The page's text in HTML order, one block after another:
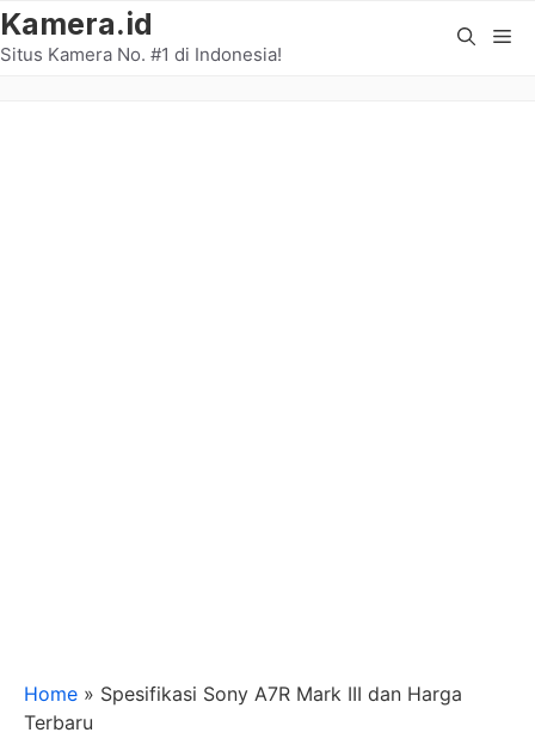
Langsung
ke
Kamera.id
Situs Kamera No. #1 di Indonesia!
Home » Spesifikasi Sony A7R Mark III dan Harga
Terbaru